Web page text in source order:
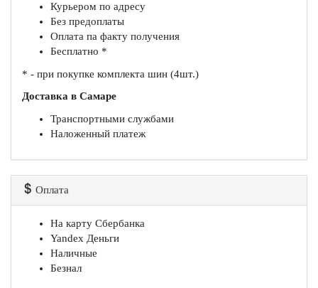
Курьером по адресу
Без предоплаты
Оплата па факту получения
Бесплатно *
* - при покупке комплекта шин (4шт.)
Доставка в Самаре
Транспортными службами
Наложенный платеж
Оплата
На карту Сбербанка
Yandex Деньги
Наличные
Безнал